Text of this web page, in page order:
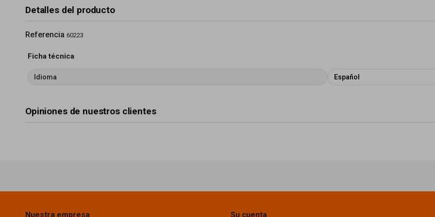
Detalles del producto
Referencia 60223
Ficha técnica
Idioma Español
Opiniones de nuestros clientes
Nuestra empresa Su cuenta